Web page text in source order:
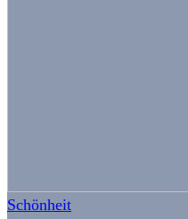
Schönheit